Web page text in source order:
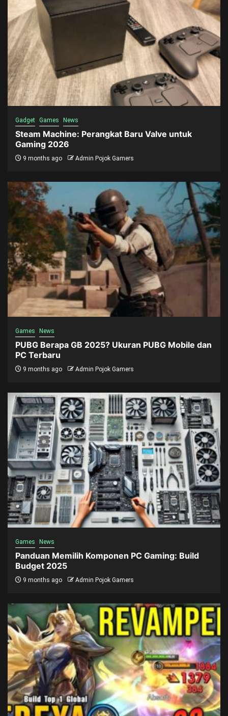
Gadget Games News
Steam Machine: Perangkat Baru Valve untuk
Gaming 2026
9 months ago Admin Pojok Gamers
Games News
PUBG Berapa GB 2025? Ukuran PUBG Mobile dan
PC Terbaru
9 months ago Admin Pojok Gamers
Games News
Panduan Memilih Komponen PC Gaming: Build
Budget 2025
9 months ago Admin Pojok Gamers